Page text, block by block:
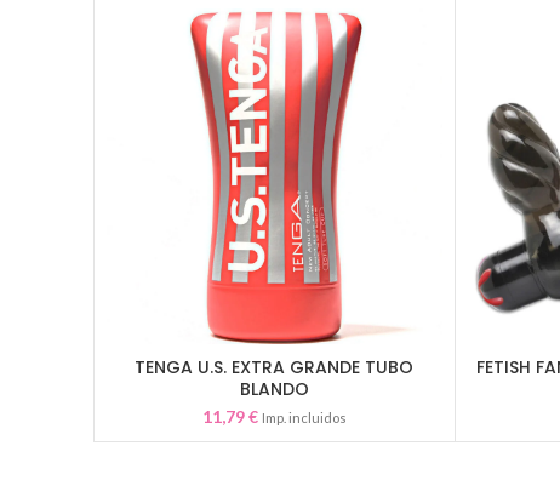
AÑADIR AL CARRITO
TENGA U.S. EXTRA GRANDE TUBO
BLANDO
11,79€ Imp. incluidos
FETISH